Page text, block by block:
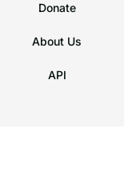
Donate
About Us
API